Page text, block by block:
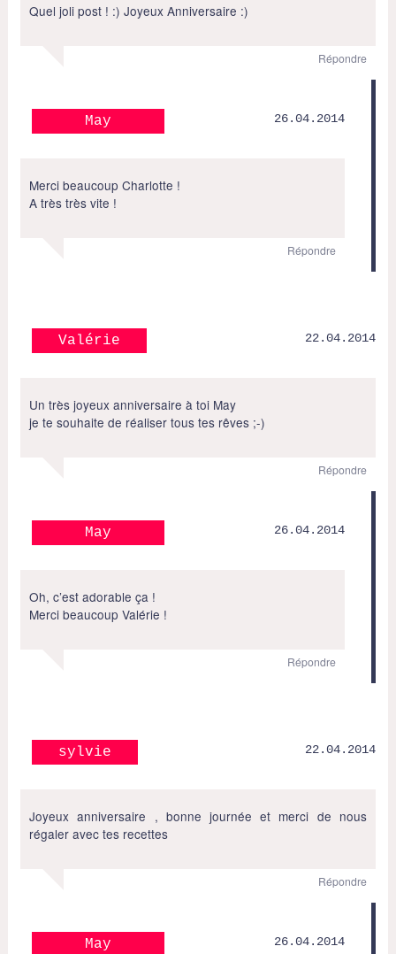
Quel joli post ! :) Joyeux Anniversaire :)
Répondre
May 26.04.2014
Merci beaucoup Charlotte !
A très très vite !
Répondre
Valérie 22.04.2014
Un très joyeux anniversaire à toi May
je te souhaite de réaliser tous tes rêves ;-)
Répondre
May 26.04.2014
Oh, c’est adorable ça !
Merci beaucoup Valérie !
Répondre
sylvie 22.04.2014
Joyeux anniversaire , bonne journée et merci de nous
régaler avec tes recettes
Répondre
May 26.04.2014